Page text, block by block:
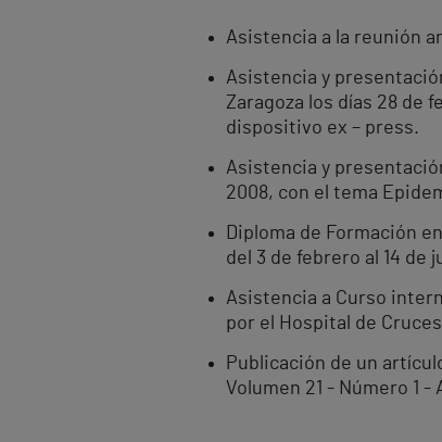
Asistencia a la reunión
Asistencia y
Zaragoza los días 28 de
dispositivo ex – press.
Asistencia y
2008, con el tema
Diploma de Formación
del 3 de febrero al 14 de
Asistencia a Curso
por el Hospital de Cruces
Publicación de un
Volumen 21 - Número 1 -